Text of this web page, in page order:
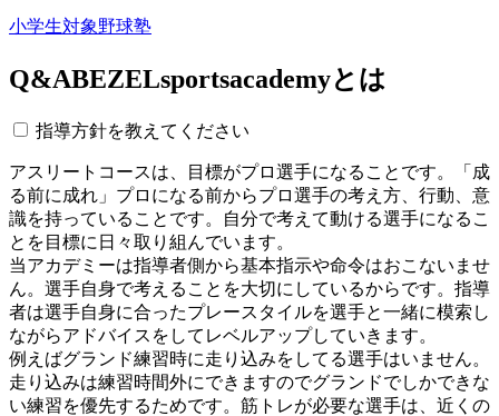
小学生対象野球塾
Q&ABEZELsportsacademyとは
指導方針を教えてください
アスリートコースは、目標がプロ選手になることです。「成
る前に成れ」プロになる前からプロ選手の考え方、行動、意
識を持っていることです。自分で考えて動ける選手になるこ
とを目標に日々取り組んでいます。
当アカデミーは指導者側から基本指示や命令はおこないませ
ん。選手自身で考えることを大切にしているからです。指導
者は選手自身に合ったプレースタイルを選手と一緒に模索し
ながらアドバイスをしてレベルアップしていきます。
例えばグランド練習時に走り込みをしてる選手はいません。
走り込みは練習時間外にできますのでグランドでしかできな
い練習を優先するためです。筋トレが必要な選手は、近くの